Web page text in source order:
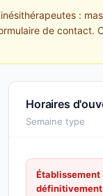
:
de contact.
Horaires
Semaine type
Établissement
définitivement